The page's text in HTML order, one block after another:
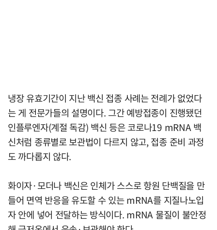
냉장 유효기간이 지난 백신 접종 사례는 전례가 없었다
는 게 전문가들의 설명이다. 그간 예방접종이 진행됐던
인플루엔자(계절 독감) 백신 등은 코로나19 mRNA 백
신처럼 종류별로 보관법이 다르지 않고, 접종 준비 과정
도 까다롭지 않다.
화이자·모더나 백신은 인체가 스스로 항원 단백질을 만
들어 면역 반응을 유도할 수 있는 mRNA를 지질나노입
자 안에 넣어 전달하는 방식이다. mRNA 물질이 불안정